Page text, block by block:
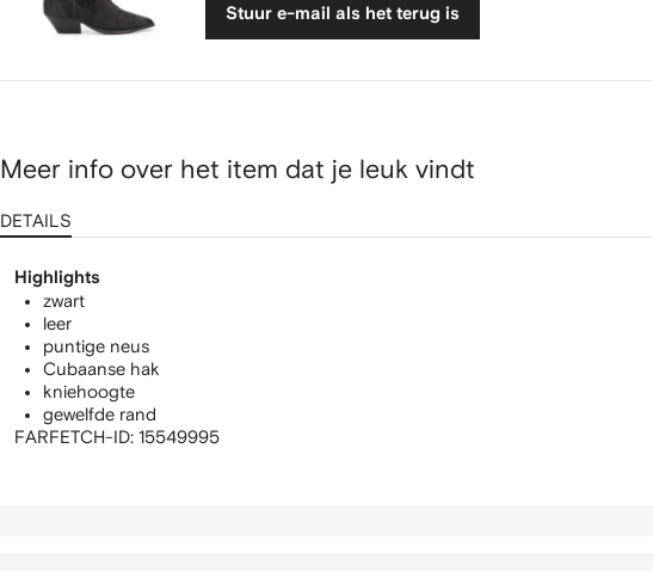
puntige
neus
Stuur e-mail als het terug is
Meer info over het item dat je leuk vindt
DETAILS
Highlights
zwart
leer
puntige neus
Cubaanse hak
kniehoogte
gewelfde rand
FARFETCH-ID: 15549995